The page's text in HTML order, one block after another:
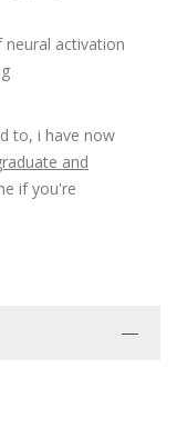
activation
to, i have now
and
if you're